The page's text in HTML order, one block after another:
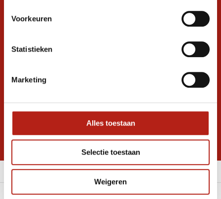
Voorkeuren
Statistieken
Marketing
Alles toestaan
Selectie toestaan
Weigeren
Stel je vraag in de chat, en we helpen je
graag verder. 24/7
Volg ons
promoties
* Lees hier de wettelijke beperkingen
Meer informatie
Klantenservice